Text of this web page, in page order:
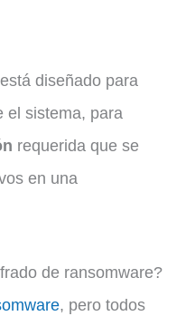
está diseñado para
el sistema, para
requerida que se
en una
de ransomware?
, pero todos